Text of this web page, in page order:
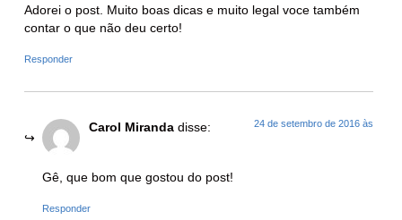
Adorei o post. Muito boas dicas e muito legal voce também
contar o que não deu certo!
Responder
Carol Miranda disse: 24 de setembro de 2016 às
Gê, que bom que gostou do post!
Responder